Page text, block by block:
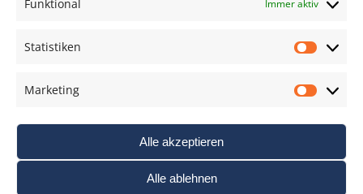
Funktional Immer aktiv
Statistiken
Marketing
Alle akzeptieren
Alle ablehnen